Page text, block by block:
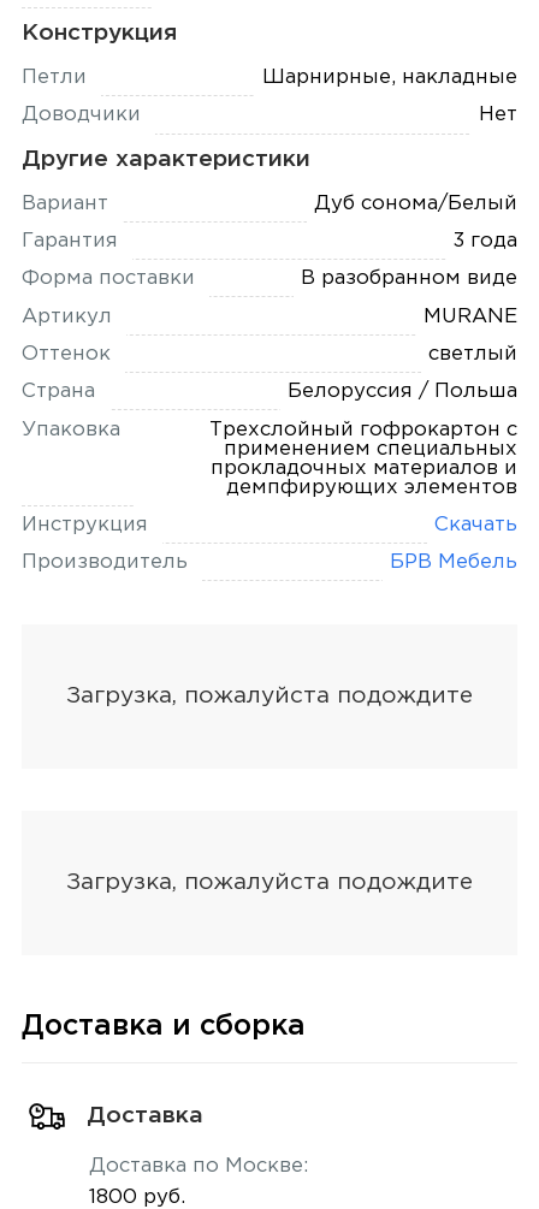
Конструкция
Петли Шарнирные, накладные
Доводчики Нет
Другие характеристики
Вариант Дуб сонома/Белый
Гарантия 3 года
Форма поставки В разобранном виде
Артикул MURANE
Оттенок светлый
Страна Белоруссия / Польша
Упаковка
Трехслойный гофрокартон с
применением специальных
прокладочных материалов и
демпфирующих элементов
Инструкция Скачать
Производитель БРВ Мебель
Доставка и сборка
Доставка
Доставка по Москве:
1800 руб.